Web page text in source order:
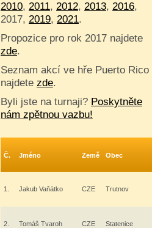
2010, 2011, 2012, 2013, 2016,
2017, 2019, 2021.
Propozice pro rok 2017 najdete
zde.
Seznam akcí ve hře Puerto Rico
najdete zde.
Byli jste na turnaji? Poskytněte
nám zpětnou vazbu!
Č. Jméno Země Obec
1. Jakub Vaňátko CZE Trutnov
2. Tomáš Tvaroh CZE Statenice